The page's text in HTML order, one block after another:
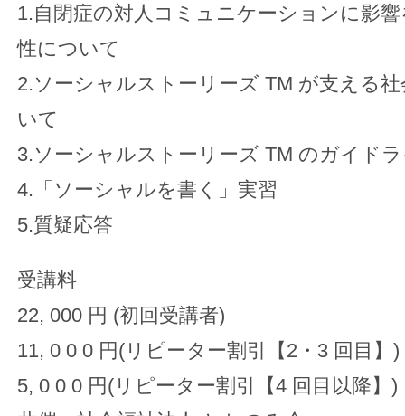
1.自閉症の対人コミュニケーションに影
性について
2.ソーシャルストーリーズ TM が支える
いて
3.ソーシャルストーリーズ TM のガイド
4.「ソーシャルを書く」実習
5.質疑応答
受講料
22, 000 円 (初回受講者)
11, 0 0 0 円(リピーター割引【2・3 回目】)
5, 0 0 0 円(リピーター割引【4 回目以降】)